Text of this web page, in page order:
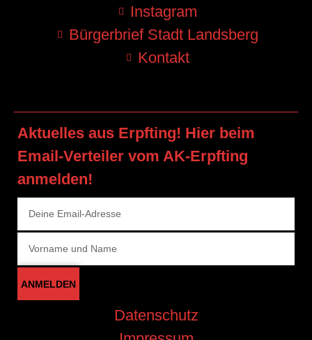
Instagram
Bürgerbrief Stadt Landsberg
Kontakt
Aktuelles aus Erpfting! Hier beim
Email-Verteiler vom AK-Erpfting
anmelden!
ANMELDEN
Datenschutz